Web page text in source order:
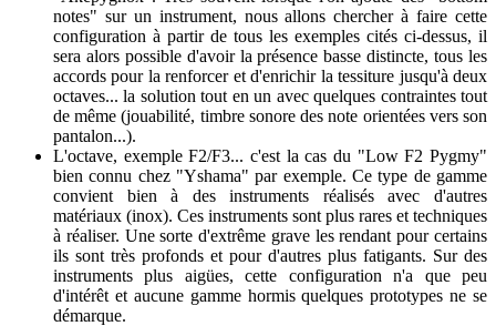
notes" sur un instrument, nous allons chercher à faire cette
configuration à partir de tous les exemples cités ci-dessus, il
sera alors possible d'avoir la présence basse distincte, tous les
accords pour la renforcer et d'enrichir la tessiture jusqu'à deux
octaves... la solution tout en un avec quelques contraintes tout
de même (jouabilité, timbre sonore des note orientées vers son
pantalon...).
L'octave, exemple F2/F3... c'est la cas du "Low F2 Pygmy"
bien connu chez "Yshama" par exemple. Ce type de gamme
convient bien à des instruments réalisés avec d'autres
matériaux (inox). Ces instruments sont plus rares et techniques
à réaliser. Une sorte d'extrême grave les rendant pour certains
ils sont très profonds et pour d'autres plus fatigants. Sur des
instruments plus aigües, cette configuration n'a que peu
d'intérêt et aucune gamme hormis quelques prototypes ne se
démarque.